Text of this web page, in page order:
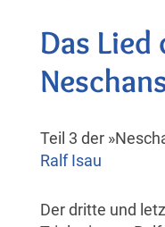
Das
Teil 3 der
Ralf Isau
Der dritte und